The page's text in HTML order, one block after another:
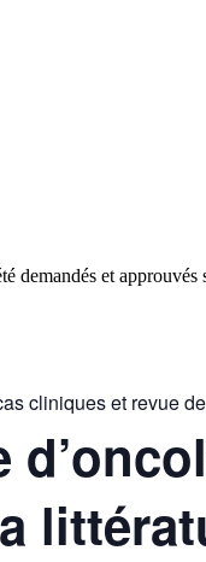
demandés et approuvés
cliniques et revue